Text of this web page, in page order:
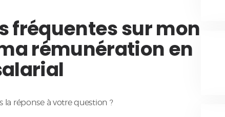
fréquentes sur mon
rémunération en
la réponse à votre question ?